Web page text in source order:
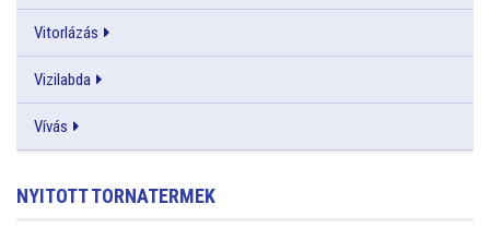
Vitorlázás
Vizilabda
Vívás
NYITOTT TORNATERMEK